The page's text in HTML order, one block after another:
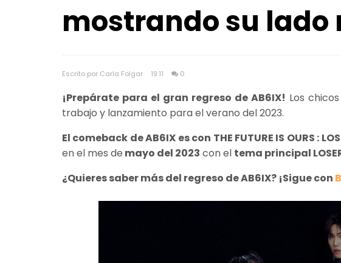
mostrando su lado
Escrito por Carla Folgar 19:11 0
¡Prepárate para el gran regreso de AB6IX! Los
trabajo y lanzamiento para el verano del 2023.
El comeback de AB6IX es con THE FUTURE IS OURS :
en el mes de mayo del 2023 con el tema principal
¿Quieres saber más del regreso de AB6IX? ¡Sigue con